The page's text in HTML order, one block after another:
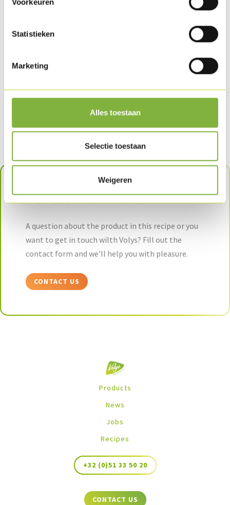
Statistieken
Marketing
Alles toestaan
Selectie toestaan
Weigeren
Oven roasted turkey breast
Want to know more?
A question about the product in this recipe or you
want to get in touch wilth Volys? Fill out the
contact form and we'll help you with pleasure.
CONTACT US
Products
News
Jobs
Recipes
+32 (0)51 33 50 20
CONTACT US